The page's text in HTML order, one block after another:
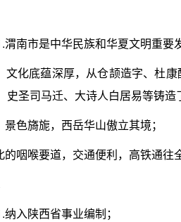
市是中华民族和华夏文明重要发
化底蕴深厚，从仓颉造字、杜康
史圣司马迁、大诗人白居易等铸造
旖旎，西岳华山傲立其境；
喉要道，交通便利，高铁通往
入陕西省事业编制；